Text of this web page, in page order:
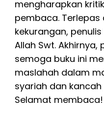
mengharapkan
pembaca. Terlepas
kekurangan,
Allah Swt. Akhirnya,
semoga buku ini
maslahah dalam
syariah dan
Selamat membaca!